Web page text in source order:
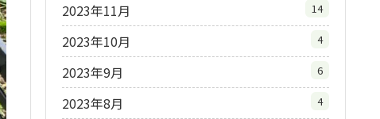
2023年11月 14
2023年10月 4
2023年9月 6
2023年8月 4